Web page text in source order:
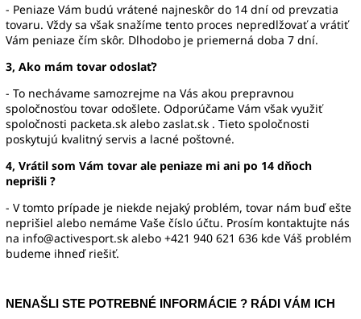
- Peniaze Vám budú vrátené najneskôr do 14 dní od prevzatia
tovaru. Vždy sa však snažíme tento proces nepredlžovať a vrátiť
Vám peniaze čím skôr. Dlhodobo je priemerná doba 7 dní.
3, Ako mám tovar odoslať?
- To nechávame samozrejme na Vás akou prepravnou
spoločnosťou tovar odošlete. Odporúčame Vám však využiť
spoločnosti packeta.sk alebo zaslat.sk . Tieto spoločnosti
poskytujú kvalitný servis a lacné poštovné.
4, Vrátil som Vám tovar ale peniaze mi ani po 14 dňoch
neprišli ?
- V tomto prípade je niekde nejaký problém, tovar nám buď ešte
neprišiel alebo nemáme Vaše číslo účtu. Prosím kontaktujte nás
na info@activesport.sk alebo +421 940 621 636 kde Váš problém
budeme ihneď riešiť.
NENAŠLI STE POTREBNÉ INFORMÁCIE ? RÁDI VÁM ICH